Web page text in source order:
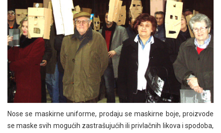
Nose se maskirne uniforme, prodaju se maskirne boje, proizvode
se maske svih mogućih zastrašujućih ili privlačnih likova i spodoba,